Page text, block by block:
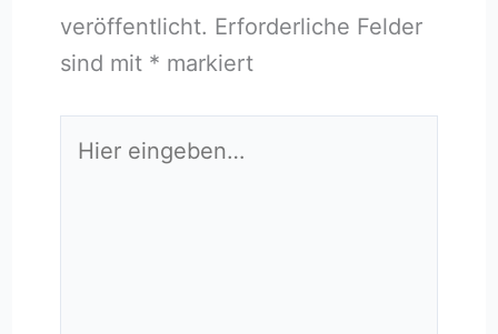
veröffentlicht. Erforderliche Felder
sind mit * markiert
eingeben…